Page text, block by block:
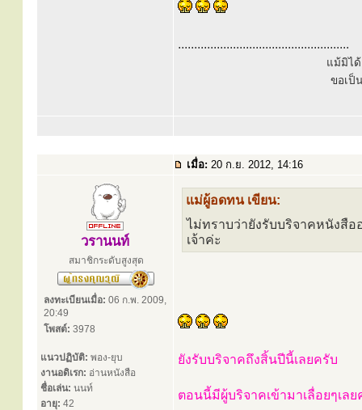
.....................................................
แม้มิได้
ขอเป็
เมื่อ: 20 ก.ย. 2012, 14:16
วรานนท์
สมาชิกระดับสูงสุด
ลงทะเบียนเมื่อ: 06 ก.พ. 2009,
20:49
โพสต์: 3978
แนวปฏิบัติ: พอง-ยุบ
งานอดิเรก: อ่านหนังสือ
ชื่อเล่น: นนท์
อายุ: 42
แม่ผู้อดทน เขียน:
ไม่ทราบว่ายังรับบริจาคหนังสื
เจ้าค่ะ
ยังรับบริจาคถึงสิ้นปีนี้เลยครับ
ตอนนี้มีผู้บริจาคเข้ามาเลื่อยๆเลย